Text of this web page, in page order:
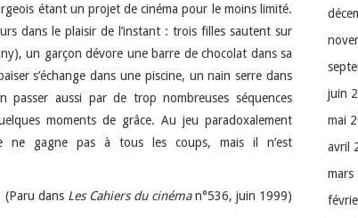
étant un projet de cinéma pour le moins limité.
dans le plaisir de l’instant : trois filles sautent sur
un garçon dévore une barre de chocolat dans sa
s’échange dans une piscine, un nain serre dans
aussi par de trop nombreuses séquences
moments de grâce. Au jeu paradoxalement
ne gagne pas à tous les coups, mais il n’est
(Paru dans Les Cahiers du cinéman°536, juin 1999)
juin
mai
avril
mars